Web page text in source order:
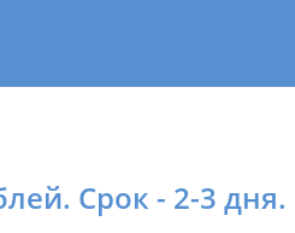
мотоциклы)
28 (спортивные мотоциклы)
Срок - 2-3 дня.